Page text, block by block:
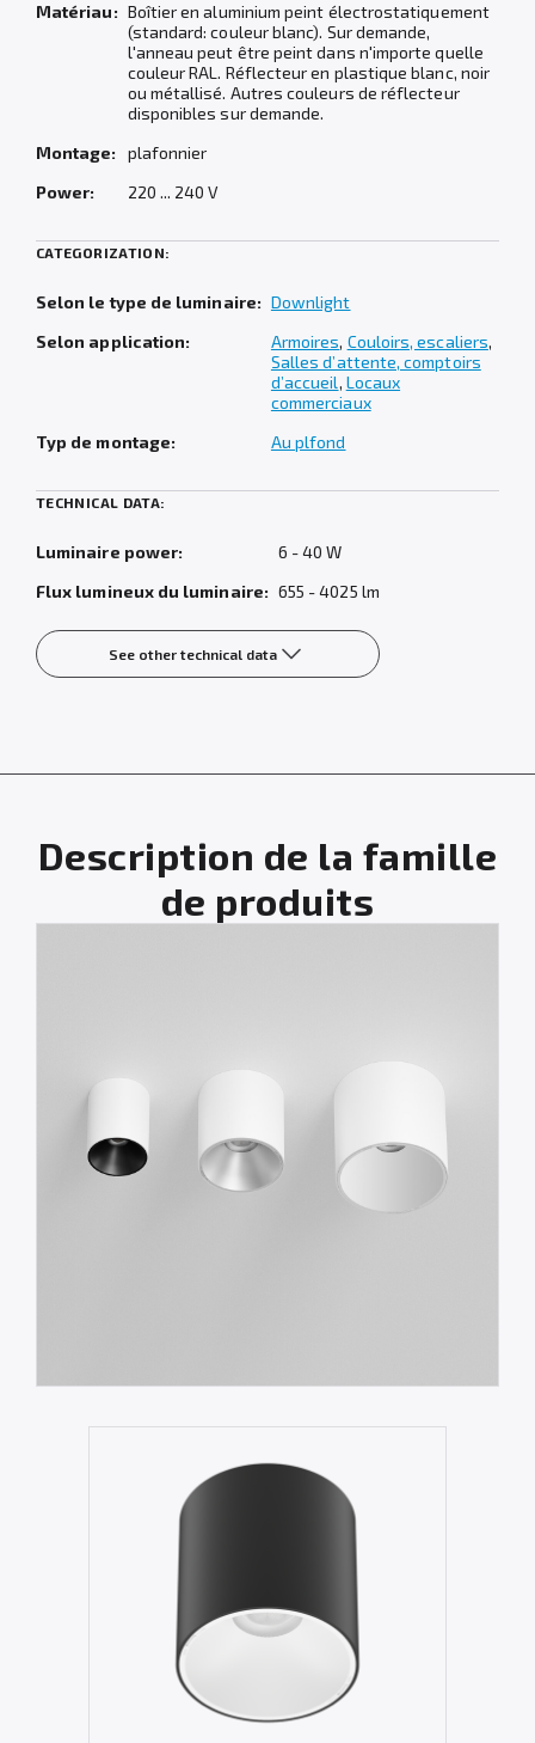
Matériau: Boîtier en aluminium peint électrostatiquement
(standard: couleur blanc). Sur demande,
l'anneau peut être peint dans n'importe quelle
couleur RAL. Réflecteur en plastique blanc, noir
ou métallisé. Autres couleurs de réflecteur
disponibles sur demande.
Montage:
plafonnier
Power:
220 ... 240 V
CATEGORIZATION:
Selon le type de luminaire: Downlight
Selon application:
Armoires, Couloirs, escaliers,
Salles d’attente, comptoirs
d’accueil, Locaux
commerciaux
Typ de montage:
Au plfond
TECHNICAL DATA:
Luminaire power:
6 - 40 W
Flux lumineux du luminaire: 655 - 4025 lm
See other technical data
Description de la famille
de produits